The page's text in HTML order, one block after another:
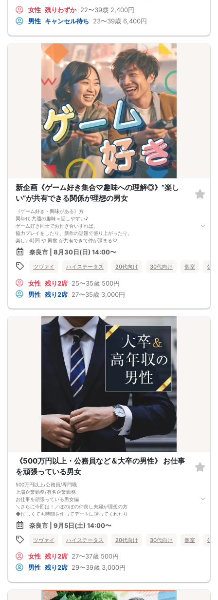
そろそろ・・・恋がしてみたい♪♪
素敵なお相手とカフェや納涼デートに行ってみたい♡
気になる方と仲良くなりましょう♪♪
美味しいドリンクをサービス♡（ソフトドリンク・カクテル・ノンアルカクテ
ル・ビール等♪♪）
連絡先交換自由♪♪ 次に繋がりやすい♪♪◝(⑅ᴗ⑅)◜..°♡
当日現金払い♪
楽々♪クレジット払い♪
＜申込画面でいずれかを選択ください＞
※お申し込み後、即時でお客様のお席を確保しています♪
規定のキャンセルポリシーが適用されます。ご確認の上、お申込み願います。
男女調整・お席の確保等を行っております運営都合上、ご理解をお願いします。
【会場での受付】
10分前より受付♪
【ご参加規約】
開催中のマスク着用は任意とさせていただきます。
ドリンクメニュー・フード類については店舗により若干変更する場合がありま
※お申し込み後、即時でお客様のお席を確保しています。
規定のキャンセルポリシーが適用されます。ご確認の上、お申込み願います。
男女調整・お席の確保等を行っております運営都合上、ご理解をお願いします。
最少催行人数2対2～
ただし当日欠席による人数減少は不可抗力のため返金は行いません。
本イベントは貴重な同世代との出会いの場です。
上記同意了承の上お申し込みいただいたとみなします。
イベント当日、イベントの進行をスムーズにする為、スタッフの指示に従ってく
ださい。
女性 残りわずか 22〜39歳 2,400円
男性 キャンセル待ち 23〜39歳 6,400円
新企画《ゲーム好き集合♡趣味への理解◎》”楽し
い”が共有できる関係が理想の男女
《ゲーム好き・興味がある》方
同年代 共通の趣味＝話しやすい♪
ゲーム好き同士でお付き合いすれば、
協力プレイをしたり、新作の話題で盛り上がったり。
楽しい時間 や 興奮 が共有できて仲が深まる♡
趣味へ理解があるお相手なら
自分の時間も大切にできる。
一緒にいると楽しくて、自分らしく居られる関係♪
＼オタクに見えない人でも、実は共通の趣味が＆hellip＆＆♡／
奈良市 | 8月30日(日) 14:00〜
ツヴァイ ハイステータス 20代向け 30代向け 個室 公
女性 残り2席 25〜35歳 500円
男性 残り2席 27〜35歳 3,000円
《500万円以上・公務員など＆大卒の男性》 お仕事
を頑張っている男女
500万円以上/公務員/専門職
上場企業勤務/有名企業勤務
お仕事を頑張っている男女編
＼さらに今回は！／ほのぼの仲良し夫婦が理想の方
◆忙しくても時間を作ってデートに誘ってくれたり
◆記念日や誕生日にはプレゼントを贈り合ったり
愛情を感じるお付き合いが続きそう♡
～この人なら、と思えるお相手を～
奈良市 | 9月5日(土) 14:00〜
ツヴァイ ハイステータス 20代向け 30代向け 個室 公
女性 残り2席 27〜37歳 500円
男性 残り2席 29〜39歳 3,000円